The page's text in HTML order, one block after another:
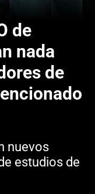
de
nada
de
nuevos
estudios de